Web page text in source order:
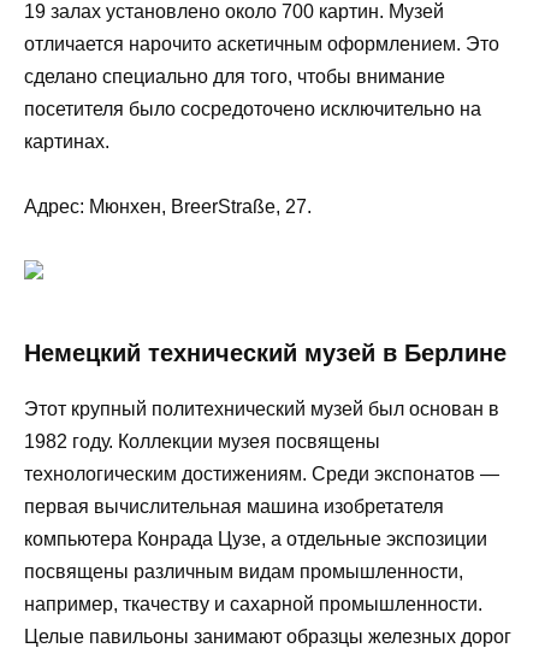
19 залах установлено около 700 картин. Музей
отличается нарочито аскетичным оформлением. Это
сделано специально для того, чтобы внимание
посетителя было сосредоточено исключительно на
картинах.
Адрес: Мюнхен, BreerStraße, 27.
Немецкий технический музей в Берлине
Этот крупный политехнический музей был основан в
1982 году. Коллекции музея посвящены
технологическим достижениям. Среди экспонатов —
первая вычислительная машина изобретателя
компьютера Конрада Цузе, а отдельные экспозиции
посвящены различным видам промышленности,
например, ткачеству и сахарной промышленности.
Целые павильоны занимают образцы железных дорог